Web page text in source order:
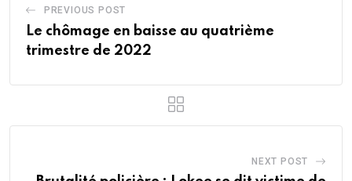
PREVIOUS POST
Le chômage en baisse au quatrième
trimestre de 2022
NEXT POST